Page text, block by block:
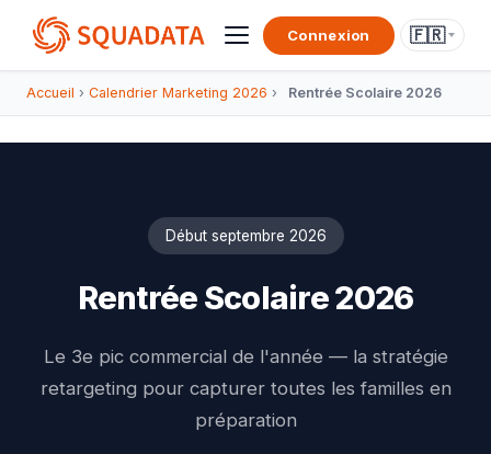
Connexion 🇫🇷
Accueil › Calendrier Marketing 2026 › Rentrée Scolaire 2026
Début septembre 2026
Rentrée Scolaire 2026
Le 3e pic commercial de l'année — la stratégie
retargeting pour capturer toutes les familles en
préparation